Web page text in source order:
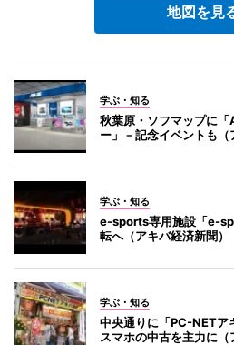
地図を見
学ぶ・知る
秋葉原・ソフマップに
ー」－記念イベントも（
学ぶ・知る
e-sports専用施設「e-
転へ（アキバ経済新聞）
学ぶ・知る
中央通りに「PC-NETア
スマホの中古を主力に（